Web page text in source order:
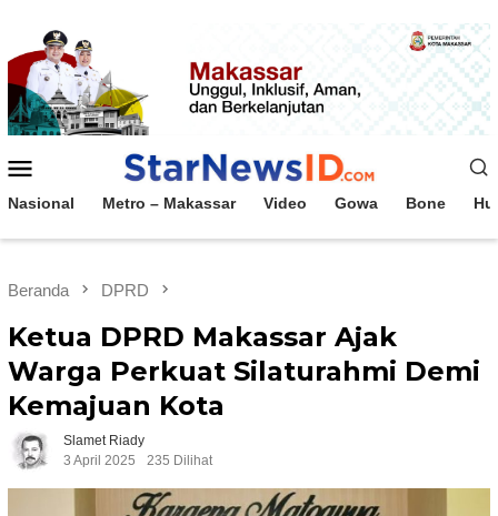
konten
Mobile
Nasional Metro – Makassar Video Gowa Bone
Beranda DPRD
Ketua DPRD Makassar Ajak
Warga Perkuat Silaturahmi Demi
Kemajuan Kota
Slamet Riady
3 April 2025
235 Dilihat